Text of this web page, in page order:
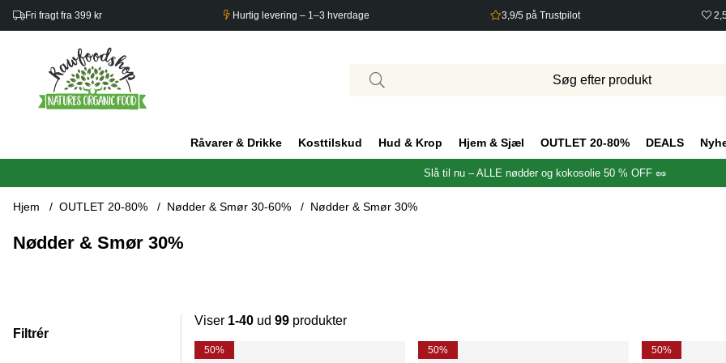
Fri fragt fra 399 kr Hurtig levering – 1–3 hverdage 3,9/5 på Trustpilot
Råvarer & Drikke Kosttilskud Hud & Krop Hjem & Sjæl OUTLET 20-80% DEALS
Slå til nu – ALLE nødder og kokosolie 50 % OFF 🥜
Hjem OUTLET 20-80% Nødder & Smør 30-60% Nødder & Smør 30%
Nødder & Smør 30%
Filtrér
Viser 1-40 ud 99 produkter
Produkter
50% 50% 50%